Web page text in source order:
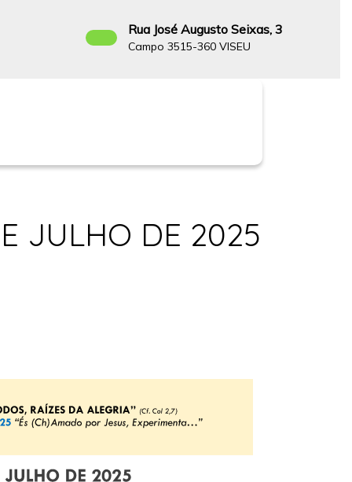
Rua José Augusto Seixas, 3
Campo 3515-360 VISEU
JULHO DE 2025